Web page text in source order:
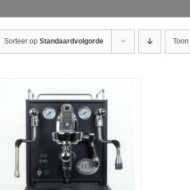
Sorteer op Standaardvolgorde Toon